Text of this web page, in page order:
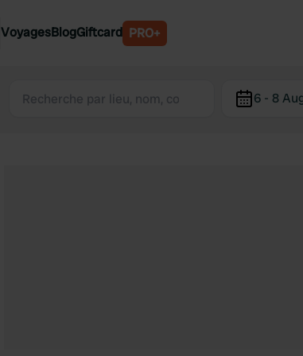
Slovénie
VoyagesBlogGiftcard PRO+
6 - 8